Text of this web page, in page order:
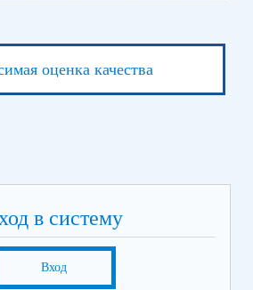
оценка качества
в систему
Вход